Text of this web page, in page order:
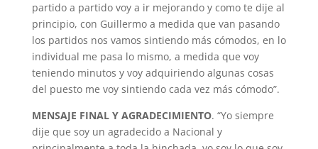
partido a partido voy a ir mejorando y como te dije al
principio, con Guillermo a medida que van pasando
los partidos nos vamos sintiendo más cómodos, en lo
individual me pasa lo mismo, a medida que voy
teniendo minutos y voy adquiriendo algunas cosas
del puesto me voy sintiendo cada vez más cómodo”.
MENSAJE FINAL Y AGRADECIMIENTO. “Yo siempre
dije que soy un agradecido a Nacional y